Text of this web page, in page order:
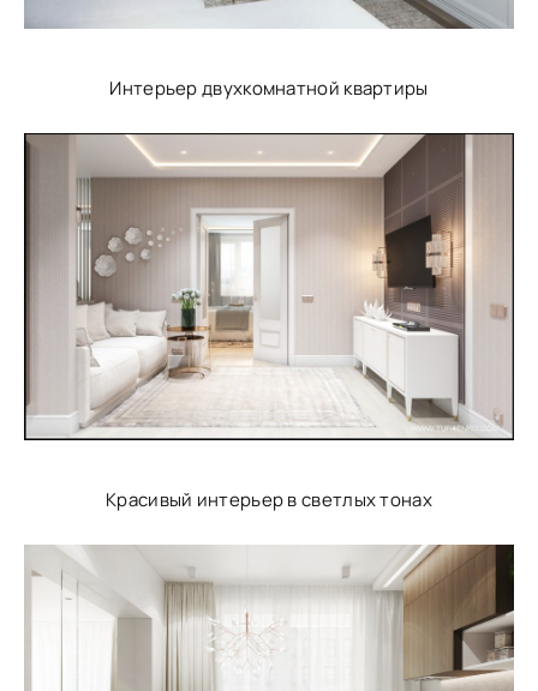
Интерьер двухкомнатной квартиры
Красивый интерьер в светлых тонах